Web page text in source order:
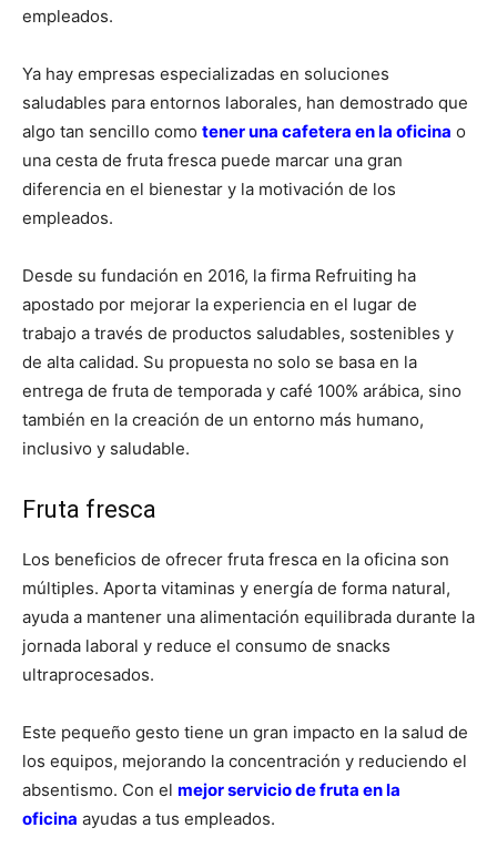
empleados.
Ya hay empresas especializadas en soluciones
saludables para entornos laborales, han demostrado que
algo tan sencillo como tener una cafetera en la oficina o
una cesta de fruta fresca puede marcar una gran
diferencia en el bienestar y la motivación de los
empleados.
Desde su fundación en 2016, la firma Refruiting ha
apostado por mejorar la experiencia en el lugar de
trabajo a través de productos saludables, sostenibles y
de alta calidad. Su propuesta no solo se basa en la
entrega de fruta de temporada y café 100% arábica, sino
también en la creación de un entorno más humano,
inclusivo y saludable.
Fruta fresca
Los beneficios de ofrecer fruta fresca en la oficina son
múltiples. Aporta vitaminas y energía de forma natural,
ayuda a mantener una alimentación equilibrada durante la
jornada laboral y reduce el consumo de snacks
ultraprocesados.
Este pequeño gesto tiene un gran impacto en la salud de
los equipos, mejorando la concentración y reduciendo el
absentismo. Con el mejor servicio de fruta en la
oficina ayudas a tus empleados.